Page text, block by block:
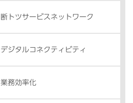
断トツサービスネットワーク
デジタルコネクティビティ
業務効率化